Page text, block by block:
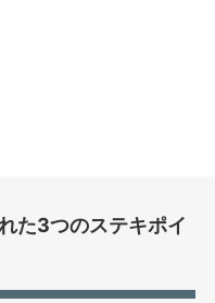
た3つのステキポイ